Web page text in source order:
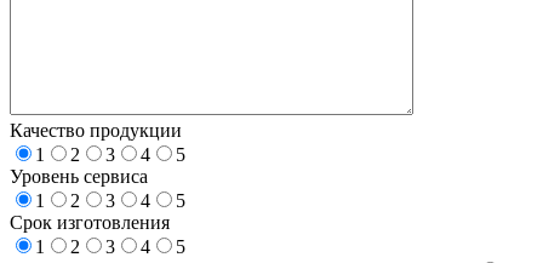
Качество продукции
1
2 3 4
5
Уровень сервиса
1
2 3 4
5
Срок изготовления
1
2 3 4
5